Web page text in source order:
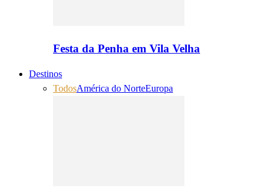
Festa da Penha em Vila Velha
Destinos
TodosAmérica do NorteEuropa